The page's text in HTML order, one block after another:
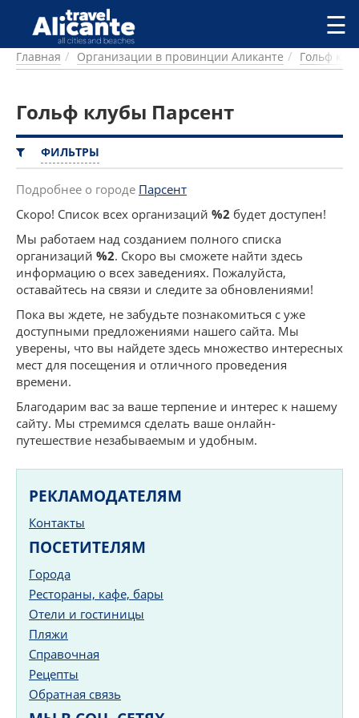
Перейти к основному содержанию
ГОРОДА
ПИТАНИЕ
ПРОЖИВАНИЕ
ПЛЯЖИ
ДОСТОПРИМЕЧАТЕЛЬНОСТИ
КЕМПИНГ
КОМАРКИ (РАЙОНЫ)
РЕЦЕПТЫ
ПРЕДЛОЖЕНИЯ
СТАТЬИ
УСЛУГИ
☰
Главная Организации в провинции Аликанте Гольф
Гольф клубы Парсент
ФИЛЬТРЫ
Подробнее о городе Парсент
Скоро! Список всех организаций %2 будет доступен!
Мы работаем над созданием полного списка
организаций %2. Скоро вы сможете найти здесь
информацию о всех заведениях. Пожалуйста,
оставайтесь на связи и следите за обновлениями!
Пока вы ждете, не забудьте познакомиться с уже
доступными предложениями нашего сайта. Мы
уверены, что вы найдете здесь множество интересных
мест для посещения и отличного проведения
времени.
Благодарим вас за ваше терпение и интерес к нашему
сайту. Мы стремимся сделать ваше онлайн-
путешествие незабываемым и удобным.
РЕКЛАМОДАТЕЛЯМ
Контакты
ПОСЕТИТЕЛЯМ
Города
Рестораны, кафе, бары
Отели и гостиницы
Пляжи
Справочная
Рецепты
Обратная связь